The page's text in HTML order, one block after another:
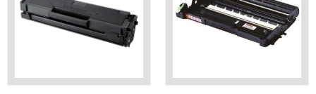
Cum alegi copiatorul pentru
Alegerea scannerului